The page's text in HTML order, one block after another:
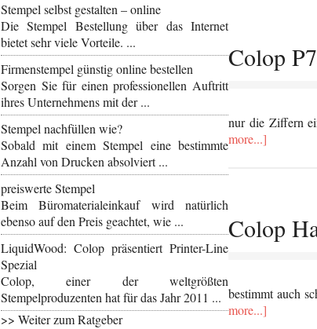
Colop
nur die Ziffern
more...]
Colop
bestimmt auch
more...]
Stempel selbst gestalten – online
Die Stempel Bestellung über das Internet
bietet sehr viele Vorteile. ...
Firmenstempel günstig online bestellen
Sorgen Sie für einen professionellen Auftritt
ihres Unternehmens mit der ...
Stempel nachfüllen wie?
Sobald mit einem Stempel eine bestimmte
Anzahl von Drucken absolviert ...
preiswerte Stempel
Beim Büromaterialeinkauf wird natürlich
ebenso auf den Preis geachtet, wie ...
LiquidWood: Colop präsentiert Printer-Line
Spezial
Colop, einer der weltgrößten
Stempelproduzenten hat für das Jahr 2011 ...
>> Weiter zum Ratgeber